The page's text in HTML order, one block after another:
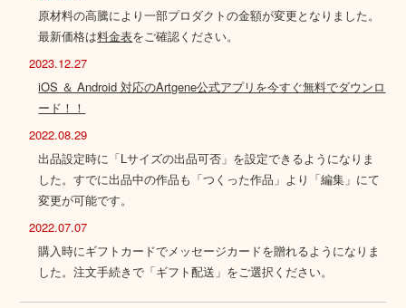
原材料の高騰により一部プロダクトの金額が変更となりました。
最新価格は料金表をご確認ください。
2023.12.27
iOS ＆ Android 対応のArtgene公式アプリを今すぐ無料でダウンロ
ード！！
2022.08.29
出品設定時に「Lサイズの出品可否」を設定できるようになりま
した。すでに出品中の作品も「つくった作品」より「編集」にて
変更が可能です。
2022.07.07
購入時にギフトカードでメッセージカードを贈れるようになりま
した。注文手続きで「ギフト配送」をご選択ください。